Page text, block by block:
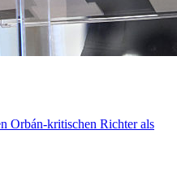
Orbán-kritischen Richter als